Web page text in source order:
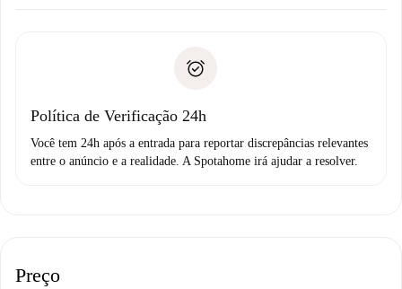
Débito direto bancário
não comunicar nenhum problema.
Política de Verificação 24h
Você tem 24h após a entrada para reportar discrepâncias relevantes
entre o anúncio e a realidade. A Spotahome irá ajudar a resolver.
Preço